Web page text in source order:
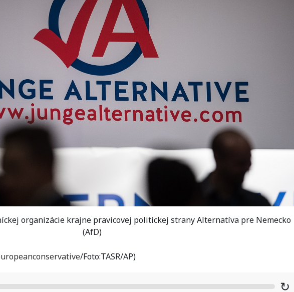
organizácie krajne pravicovej politickej strany Alternatíva pre Nemecko
(AfD)
/Foto:TASR/AP)
↻